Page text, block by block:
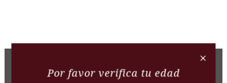
Altos del Itata
+
Por favor verifica tu edad